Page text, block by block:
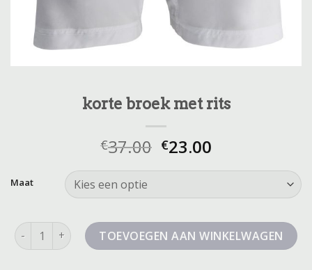
korte broek met rits
€37.00 €23.00
Maat
korte broek met rits aantalTOEVOEGEN AAN WINKELWAGEN